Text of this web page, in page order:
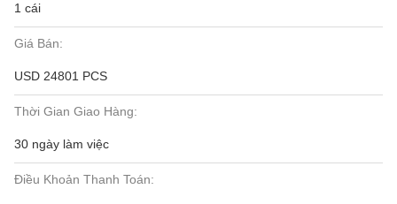
1 cái
Giá Bán:
USD 24801 PCS
Thời Gian Giao Hàng:
30 ngày làm việc
Điều Khoản Thanh Toán: